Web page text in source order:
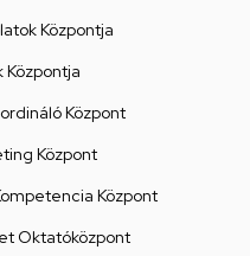
Központja
Központ
Központ
Központ
Oktatóközpont